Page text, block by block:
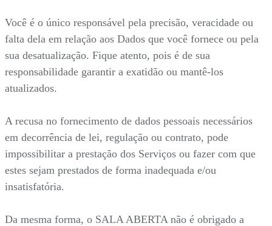
Você é o único responsável pela precisão, veracidade ou
falta dela em relação aos Dados que você fornece ou pela
sua desatualização. Fique atento, pois é de sua
responsabilidade garantir a exatidão ou mantê-los
atualizados.
A recusa no fornecimento de dados pessoais necessários
em decorrência de lei, regulação ou contrato, pode
impossibilitar a prestação dos Serviços ou fazer com que
estes sejam prestados de forma inadequada e/ou
insatisfatória.
Da mesma forma, o SALA ABERTA não é obrigado a